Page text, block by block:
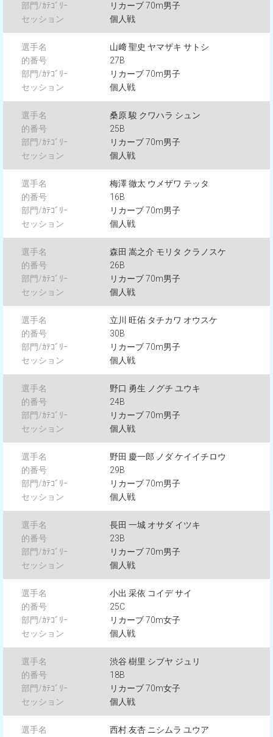
リカーブ 70m男子
個人戦
山﨑 聖史 ヤマザキ サトシ
27B
リカーブ 70m男子
個人戦
桑原 駿 クワハラ シュン
25B
リカーブ 70m男子
個人戦
梅澤 徹太 ウメザワ テッタ
16B
リカーブ 70m男子
個人戦
森田 嵩之介 モリタ クラノスケ
26B
リカーブ 70m男子
個人戦
立川 旺佑 タチカワ オウスケ
30B
リカーブ 70m男子
個人戦
野口 勇生 ノグチ ユウキ
24B
リカーブ 70m男子
個人戦
野田 慶一郎 ノダ ケイイチロウ
29B
リカーブ 70m男子
個人戦
長田 一城 オサダ イツキ
23B
リカーブ 70m男子
個人戦
小出 采依 コイデ サイ
25C
リカーブ 70m女子
個人戦
渋谷 樹里 シブヤ ジュリ
18B
リカーブ 70m女子
個人戦
西村 友杏 ニシムラ ユウア